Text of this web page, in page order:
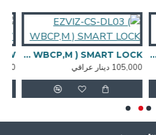
EZVIZ-CS-DL03 ( WBCP,M ) SMART LOCK